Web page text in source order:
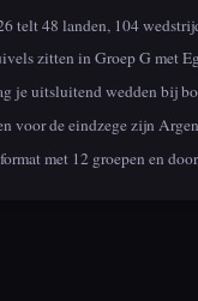
telt 48 landen, 104
zitten in Groep G met
je uitsluitend wedden bij
voor de eindzege zijn
met 12 groepen en